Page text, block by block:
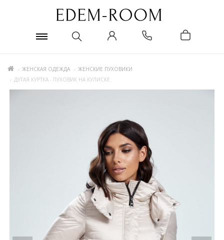
ЖЕНСКАЯ ОДЕЖДА
ЖЕНСКИЕ ПУХОВИКИ
ДУТАЯ КУРТКА - ПУХОВИК НА КУЛИСКЕ